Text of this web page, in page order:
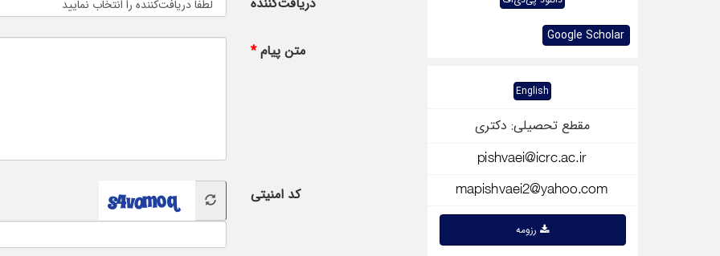
Google Scholar
English
مقطع تحصیلی: دکتری
رزومه
متن پیام
کد امنیتی